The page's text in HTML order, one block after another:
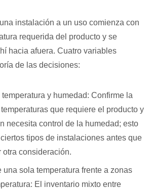
instalación a un uso comienza con
requerida del producto y se
hacia afuera. Cuatro variables
de las decisiones:
y humedad: Confirme la
que requiere el producto y
necesita control de la humedad; esto
tipos de instalaciones antes que
otra consideración.
una sola temperatura frente a zonas
El inventario mixto entre